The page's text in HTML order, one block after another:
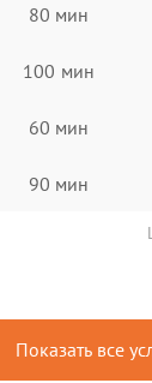
80 мин
100 мин
60 мин
90 мин
Показать все